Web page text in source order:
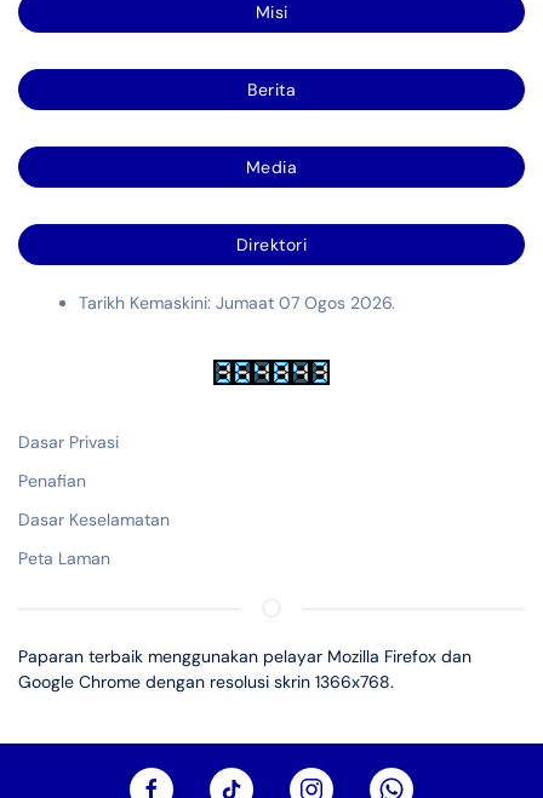
Misi
Berita
Media
Direktori
Tarikh Kemaskini: Jumaat 07 Ogos 2026.
Dasar Privasi
Penafian
Dasar Keselamatan
Peta Laman
Paparan terbaik menggunakan pelayar Mozilla Firefox dan
Google Chrome dengan resolusi skrin 1366x768.